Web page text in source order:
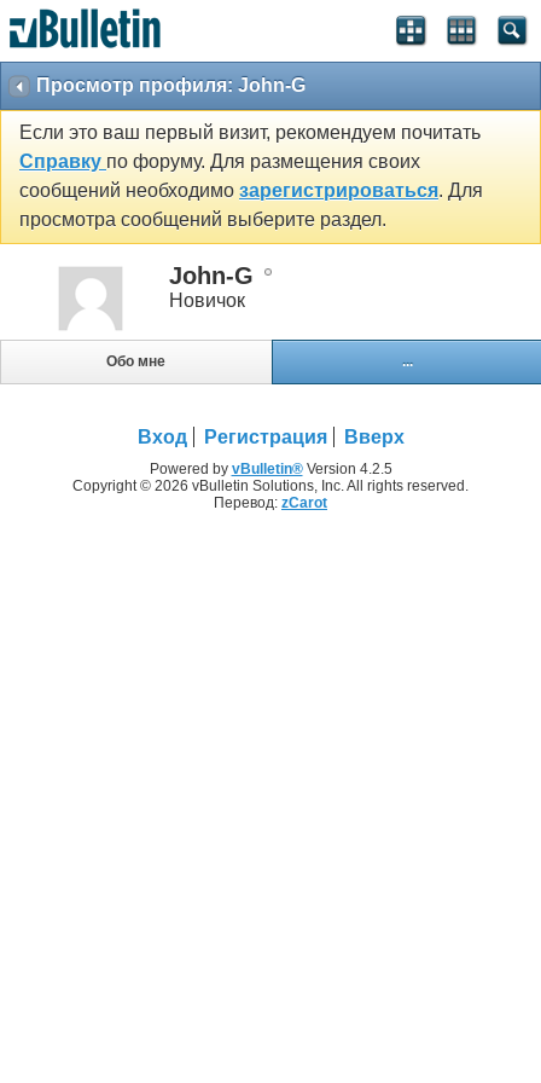
Просмотр профиля: John-G
Если это ваш первый визит, рекомендуем почитать
Справку по форуму. Для размещения своих
сообщений необходимо зарегистрироваться. Для
просмотра сообщений выберите раздел.
John-G
Новичок
Обо мне ...
Вход Регистрация Вверх
Powered by vBulletin®Version 4.2.5
Copyright © 2026 vBulletin Solutions, Inc. All rights reserved.
Перевод: zCarot